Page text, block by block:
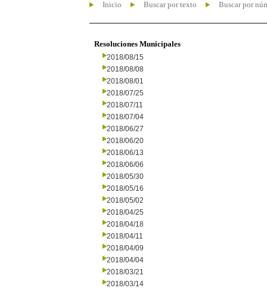
Inicio Buscar por texto Buscar por
Resoluciones Municipales
2018/08/15
2018/08/08
2018/08/01
2018/07/25
2018/07/11
2018/07/04
2018/06/27
2018/06/20
2018/06/13
2018/06/06
2018/05/30
2018/05/16
2018/05/02
2018/04/25
2018/04/18
2018/04/11
2018/04/09
2018/04/04
2018/03/21
2018/03/14